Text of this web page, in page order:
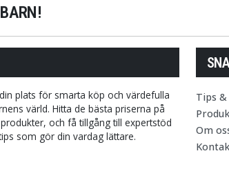
plats för smarta köp och värdefulla
värld. Hitta de bästa priserna på
och få tillgång till expertstöd
som gör din vardag lättare.
Tips &
Om